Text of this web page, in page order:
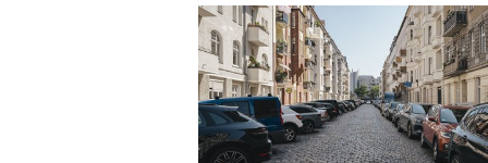
1 Projekt wird angezeigt